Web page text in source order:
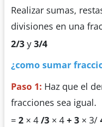
Realizar sumas,
divisiones en una
2/3 y 3/4
¿como sumar
Paso 1: Haz que el
fracciones sea igual.
= 2 × 4 /3 × 4 + 3 × 3/